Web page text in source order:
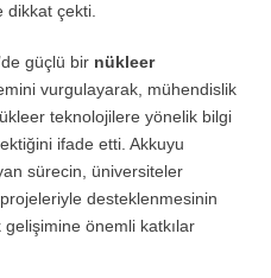
dikkat çekti.
güçlü bir nükleer
vurgulayarak, mühendislik
teknolojilere yönelik bilgi
ifade etti. Akkuyu
sürecin, üniversiteler
desteklenmesinin
önemli katkılar